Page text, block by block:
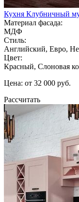
Кухня Клубничный
Материал фасада:
МДФ
Стиль:
Английский, Евро,
Цвет:
Красный, Слоновая
Цена: от 32 000 руб.
Рассчитать